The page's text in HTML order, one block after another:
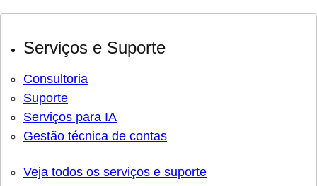
Serviços e Suporte
Consultoria
Suporte
Serviços para IA
Gestão técnica de contas
Veja todos os serviços e suporte